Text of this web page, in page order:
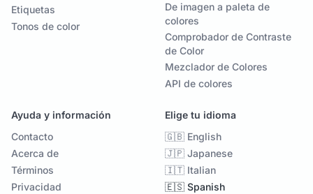
Etiquetas
Tonos de color
De imagen a paleta de
colores
Comprobador de Contraste
de Color
Mezclador de Colores
API de colores
Ayuda y información
Contacto
Acerca de
Términos
Privacidad
Elige tu idioma
🇬🇧 English
🇯🇵 Japanese
🇮🇹 Italian
🇪🇸 Spanish